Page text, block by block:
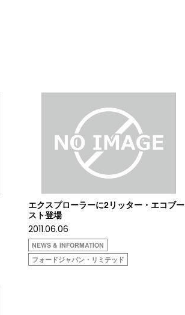
エクスプローラーに2リッター・エコブー
スト登場
2011.06.06
NEWS & INFORMATION
フォードジャパン・リミテッド